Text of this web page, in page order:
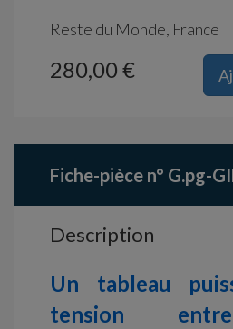
Reste du Monde, France
280,00 €
Fiche-pièce n° G.pg-
Description
Un tableau
tension